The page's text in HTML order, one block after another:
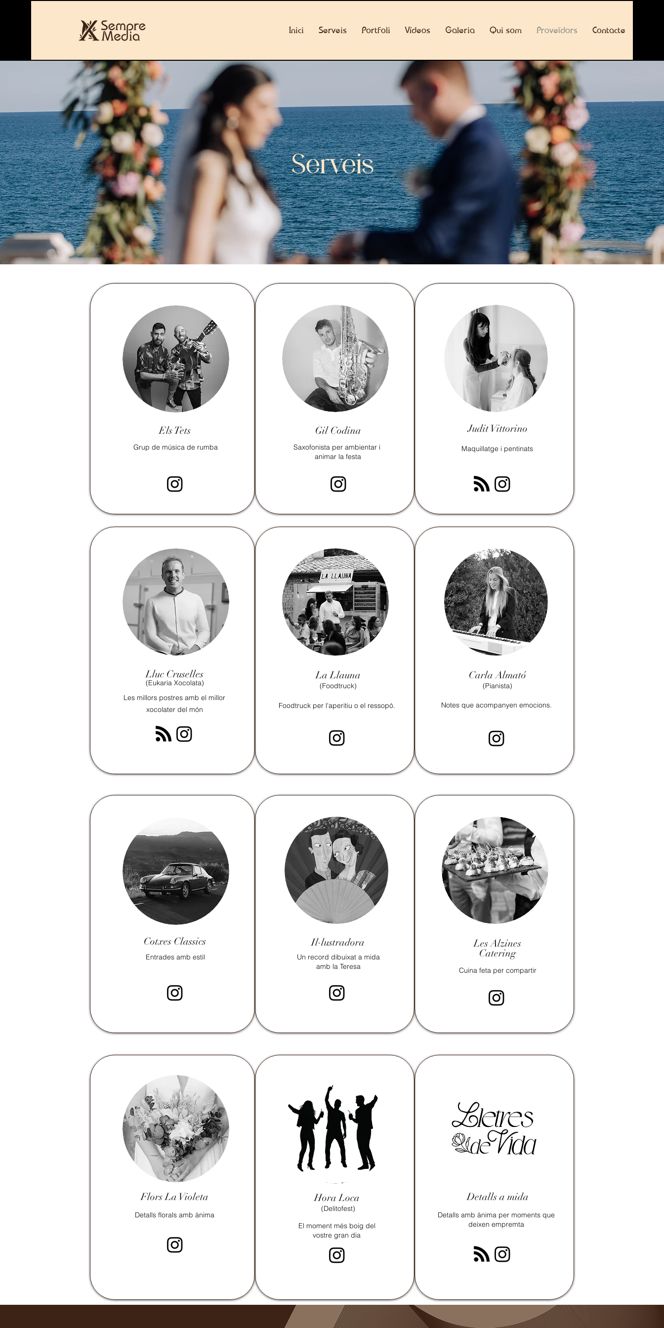
Inici Serveis Portfoli Vídeos Galeria Qui som Proveïdors Contacte
Serveis
Els Tets
Grup de música de rumba
Gil Codina
Saxofonista per ambientar i
animar la festa
JuditVittorino
Maquillatge i pentinats
Lluc Cruselles
(Eukaria Xocolata)
Lesmillors postres amb el millor
xocolater del món
La Llauna
(Foodtruck)
Foodtruck per l'aperitiu o el ressopó.
Carla Almató
(Pianista)
Notes que acompanyen emocions.
Cotxes Classics
Entrades amb estil
Il·lustradora
Un record dibuixat a mida
amb la Teresa
Les Alzines
Catering
Cuina feta per compartir
Flors La Violeta
Detalls florals amb ànima
Hora Loca
(Delitofest)
El moment més boig del
vostre gran dia
Detalls a mida
Detalls amb ànima per moments que
deixen empremta